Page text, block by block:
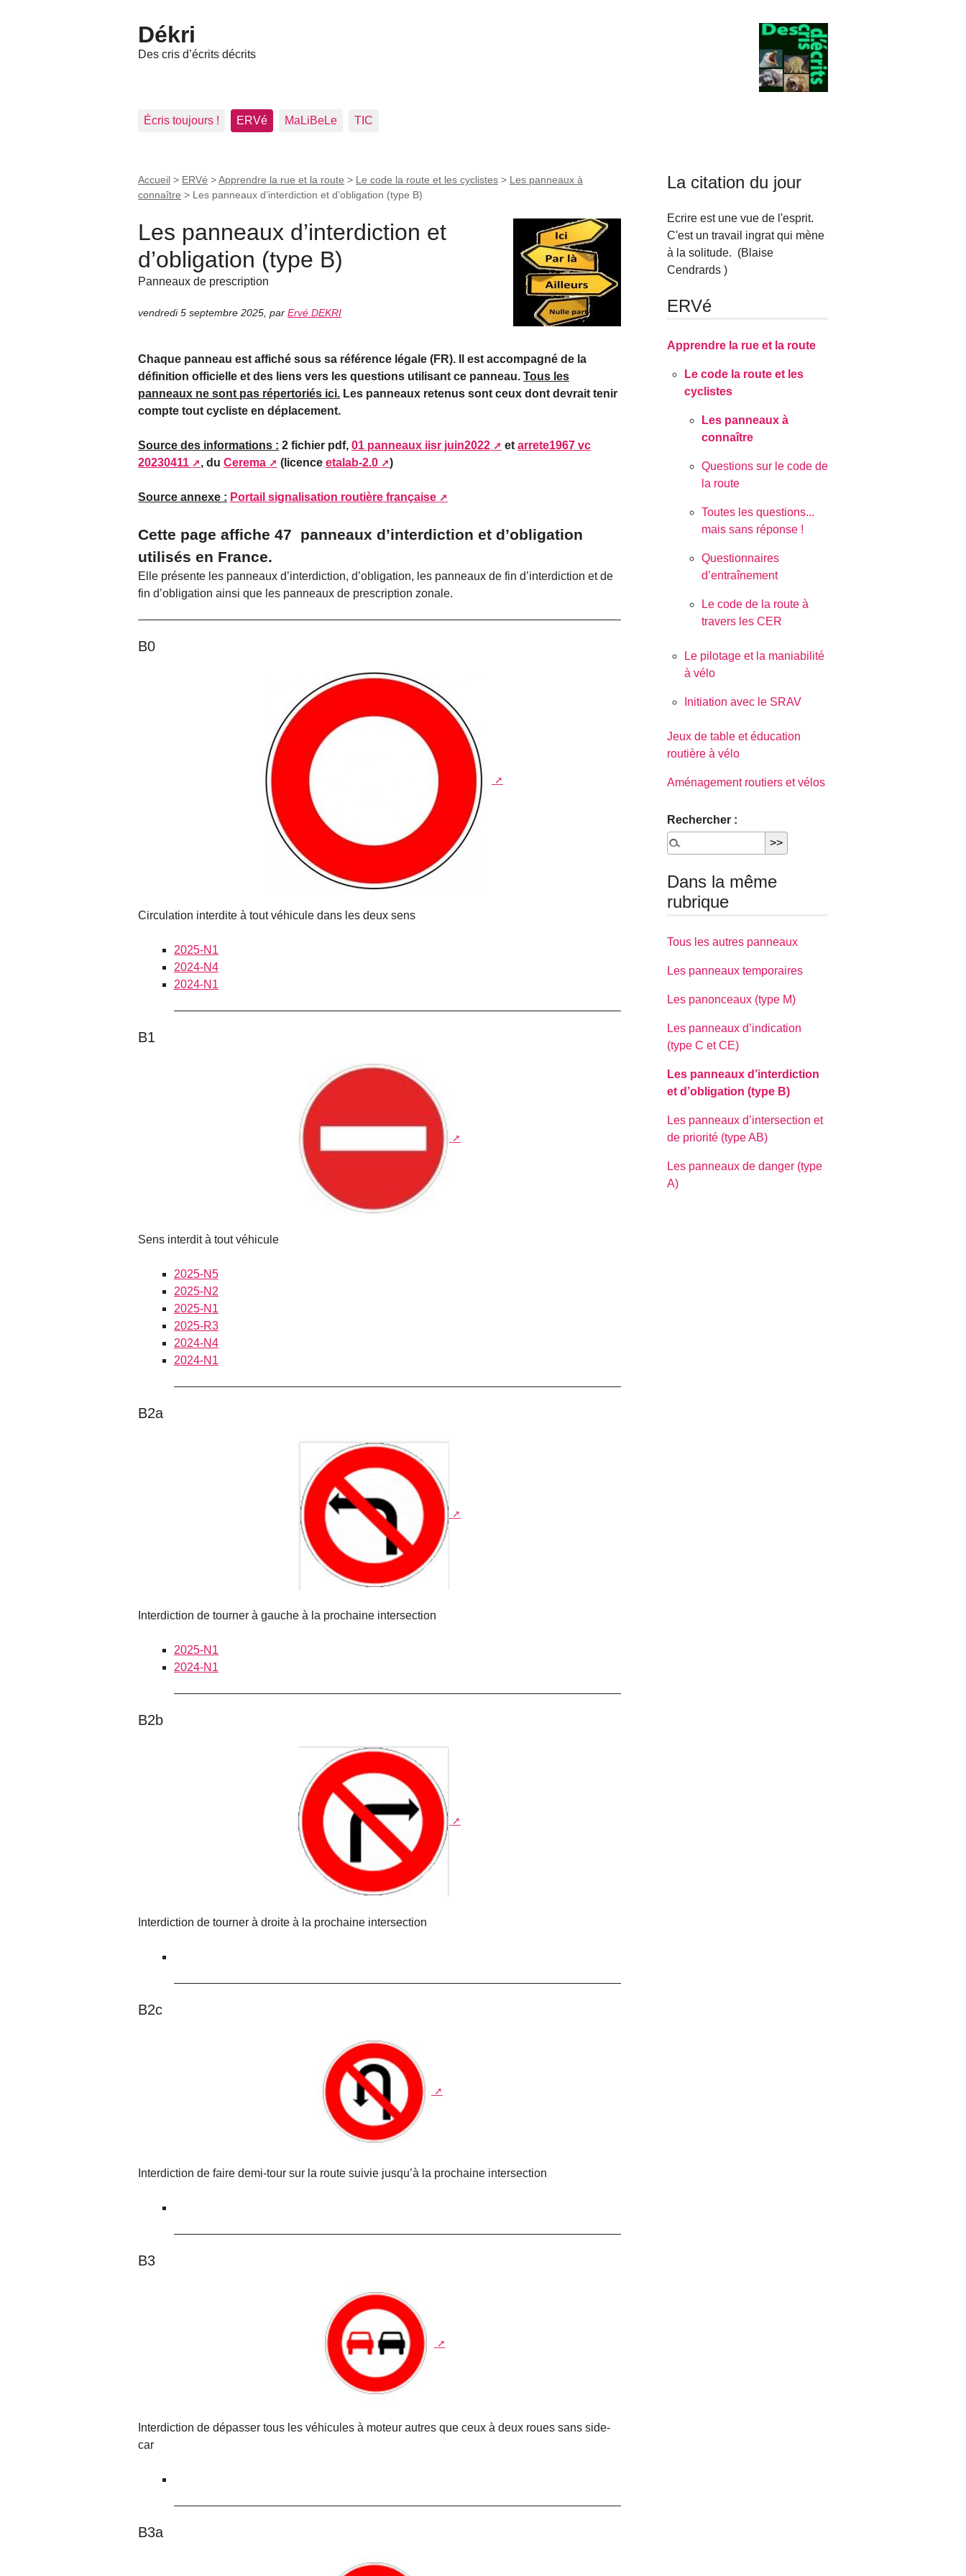
Dékri
Des cris d’écrits décrits
Écris toujours ! ERVé MaLiBeLe TIC
Accueil > ERVé >Apprendre la rue et la route > Le code la route et les cyclistes > Les panneaux à
connaître > Les panneaux d’interdiction et d’obligation (type B)
Les panneaux d’interdiction et
d’obligation (type B)
Panneaux de prescription
vendredi 5 septembre 2025 par Ervé DEKRI
Chaque panneau est affiché sous sa référence légale (FR). Il est accompagné de la
définition officielle et des liens vers les questions utilisant ce panneau. Tous les
panneaux ne sont pas répertoriés ici. Les panneaux retenus sont ceux dont devrait tenir
compte tout cycliste en déplacement.
Source des informations : 2 fichier pdf, 01 panneaux iisr juin2022 et arrete1967 vc
20230411
, du Cerema (licence etalab-2.0 )
Source annexe : Portail signalisation routière française
Cette page affiche 47 panneaux d’interdiction et d’obligation
utilisés en France.
Elle présente les panneaux d’interdiction, d’obligation, les panneaux de fin d’interdiction et de
fin d’obligation ainsi que les panneaux de prescription zonale.
B0
Circulation interdite à tout véhicule dans les deux sens
2025-N1
2024-N4
2024-N1
B1
Sens interdit à tout véhicule
2025-N5
2025-N2
2025-N1
2025-R3
2024-N4
2024-N1
B2a
Interdiction de tourner à gauche à la prochaine intersection
2025-N1
2024-N1
B2b
Interdiction de tourner à droite à la prochaine intersection
B2c
Interdiction de faire demi-tour sur la route suivie jusqu’à la prochaine intersection
B3
Interdiction de dépasser tous les véhicules à moteur autres que ceux à deux roues sans side-
car
B3a
La citation du jour
Ecrire est une vue de l'esprit.
C'est un travail ingrat qui mène
à la solitude. (Blaise
Cendrards )
ERVé
Apprendre la rue et la route
Le code la route et les
cyclistes
Les panneaux à
connaître
Questions sur le code de
la route
Toutes les questions...
mais sans réponse !
Questionnaires
d’entraînement
Le code de la route à
travers les CER
Le pilotage et la maniabilité
à vélo
Initiation avec le SRAV
Jeux de table et éducation
routière à vélo
Aménagement routiers et vélos
Rechercher :
Dans la même
rubrique
Tous les autres panneaux
Les panneaux temporaires
Les panonceaux (type M)
Les panneaux d’indication
(type C et CE)
Les panneaux d’interdiction
et d’obligation (type B)
Les panneaux d’intersection et
de priorité (type AB)
Les panneaux de danger (type
A)